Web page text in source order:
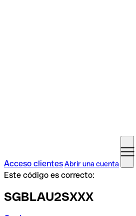
Acceso clientesAbrir una cuenta
Este código es correcto:
SGBLAU2SXXX